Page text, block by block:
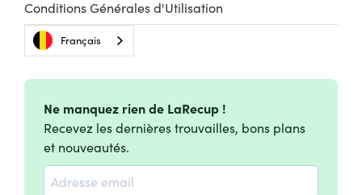
Conditions Générales d'Utilisation
Français
Ne manquez rien de LaRecup !
Recevez les dernières trouvailles, bons plans
et nouveautés.